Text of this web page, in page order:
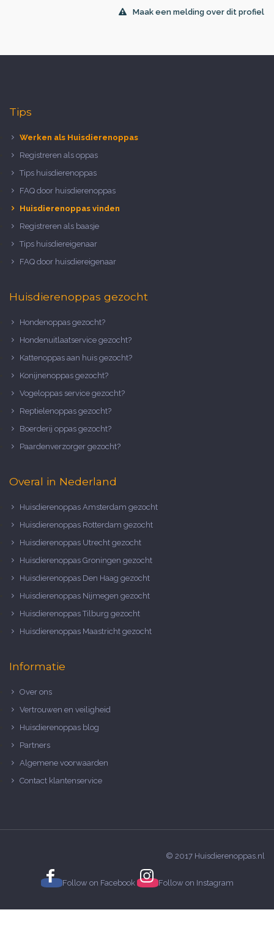
Maak een melding over dit profiel
Tips
Werken als Huisdierenoppas
Registreren als oppas
Tips huisdierenoppas
FAQ door huisdierenoppas
Huisdierenoppas vinden
Registreren als baasje
Tips huisdiereigenaar
FAQ door huisdiereigenaar
Huisdierenoppas gezocht
Hondenoppas gezocht?
Hondenuitlaatservice gezocht?
Kattenoppas aan huis gezocht?
Konijnenoppas gezocht?
Vogeloppas service gezocht?
Reptielenoppas gezocht?
Boerderij oppas gezocht?
Paardenverzorger gezocht?
Overal in Nederland
Huisdierenoppas Amsterdam gezocht
Huisdierenoppas Rotterdam gezocht
Huisdierenoppas Utrecht gezocht
Huisdierenoppas Groningen gezocht
Huisdierenoppas Den Haag gezocht
Huisdierenoppas Nijmegen gezocht
Huisdierenoppas Tilburg gezocht
Huisdierenoppas Maastricht gezocht
Informatie
Over ons
Vertrouwen en veiligheid
Huisdierenoppas blog
Partners
Algemene voorwaarden
Contact klantenservice
© 2017 Huisdierenoppas.nl
Follow on Facebook Follow on Instagram